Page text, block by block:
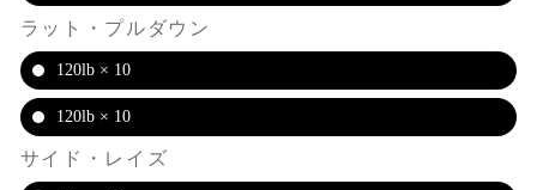
ラット・プルダウン
120lb × 10
120lb × 10
サイド・レイズ